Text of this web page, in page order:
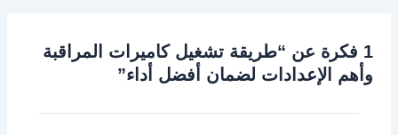
1 فكرة عن “طريقة تشغيل كاميرات المراقبة
وأهم الإعدادات لضمان أفضل أداء”